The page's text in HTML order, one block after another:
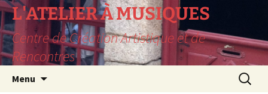
L'ATELIER À MUSIQUES
Centre de Création Artistique et de
Rencontres
Menu